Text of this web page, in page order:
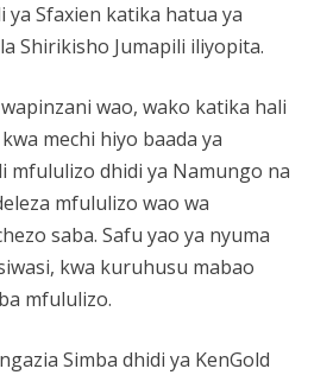
Sfaxien katika hatua ya
Shirikisho Jumapili iliyopita.
wao, wako katika hali
mechi hiyo baada ya
mfululizo dhidi ya Namungo na
mfululizo wao wa
saba. Safu yao ya nyuma
kwa kuruhusu mabao
mfululizo.
Simba dhidi ya KenGold